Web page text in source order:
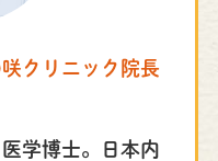
クリニック院長
学博士。日本内